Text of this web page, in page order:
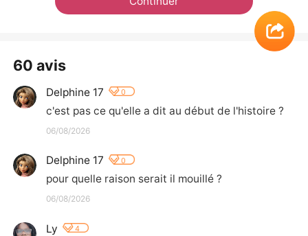
60 avis
Delphine 17 0
c'est pas ce qu'elle a dit au début de l'histoire ?
06/08/2026
Delphine 17 0
pour quelle raison serait il mouillé ?
06/08/2026
Ly 4